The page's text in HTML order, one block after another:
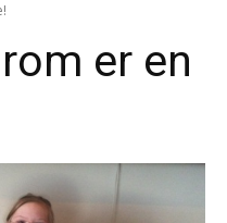
er en